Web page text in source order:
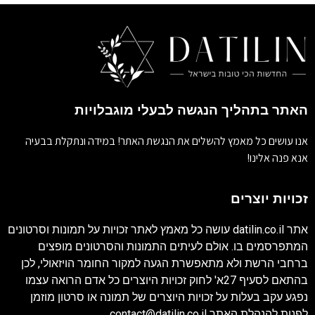
האתר בתהליך הנגשה לבעלי מוגבלויות
אנו עושים כל מאמץ להשלים את הנגשת האתר! במידה ונתקלת בבעיה
אנא פנה אלינו!
זכויות יוצרים
אתר datilin.co.il עושה כל מאמץ לאתר זכויות על תמונות וסרטונים
המתפרסמים בו. אולם לעיתים התמונות והסרטונים מופצים
ברחבי הרשת ולא מתאפשרת הגעה למקור החומר הויזאולי, לכן
בהתאם לסעיף 27א' לחוק זכויות היוצרים כל אדם הרואה עצמו
נפגע עקב בעלות על זכויות היוצרים של תמונה או סרטון מוזמן